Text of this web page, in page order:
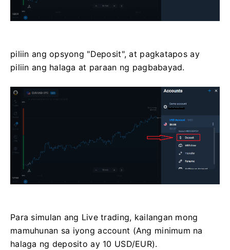
piliin ang opsyong "Deposit", at pagkatapos ay
piliin ang halaga at paraan ng pagbabayad.
Para simulan ang Live trading, kailangan mong
mamuhunan sa iyong account (Ang minimum na
halaga ng deposito ay 10 USD/EUR).